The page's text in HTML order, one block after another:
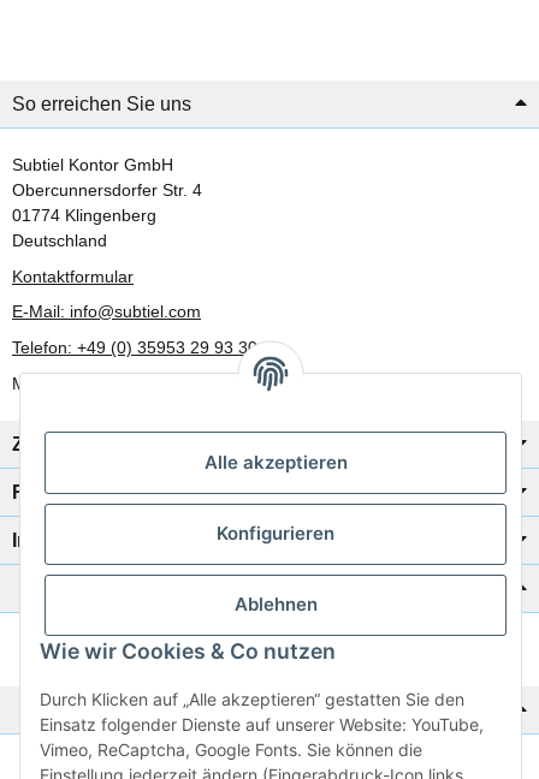
Alle akzeptieren
Konfigurieren
Ablehnen
Wie wir Cookies & Co nutzen
Durch Klicken auf „Alle akzeptieren“ gestatten Sie den
Einsatz folgender Dienste auf unserer Website: YouTube,
Vimeo, ReCaptcha, Google Fonts. Sie können die
Einstellung jederzeit ändern (Fingerabdruck-Icon links
So erreichen Sie uns
Subtiel Kontor GmbH
Obercunnersdorfer Str. 4
01774 Klingenberg
Deutschland
Kontaktformular
E-Mail: info@subtiel.com
Telefon: +49 (0) 35953 29 93 30
Mo-Fr: 8:00 Uhr - 17:00 Uhr
Zahlung/Versand
Rechtliches
Informationen
Zur Schnellbestellung
Noch kein Katalog?
Preisliste anschauen